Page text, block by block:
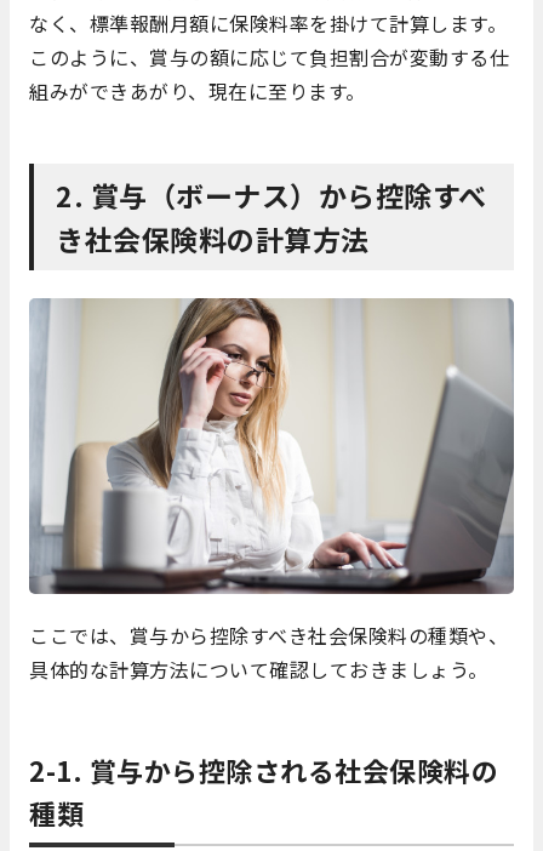
なく、標準報酬月額に保険料率を掛けて計算します。
このように、賞与の額に応じて負担割合が変動する仕
組みができあがり、現在に至ります。
2. 賞与（ボーナス）から控除すべ
き社会保険料の計算方法
ここでは、賞与から控除すべき社会保険料の種類や、
具体的な計算方法について確認しておきましょう。
2-1. 賞与から控除される社会保険料の
種類